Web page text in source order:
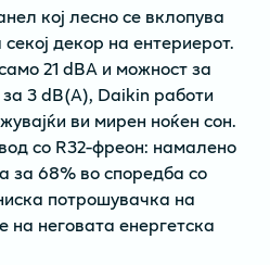
кој лесно се вклопува
декор на ентериерот.
21 dBA и можност за
3 dB(A), Daikin работи
ви мирен ноќен сон.
со R32-фреон: намалено
за 68% во споредба со
потрошувачка на
на неговата енергетска